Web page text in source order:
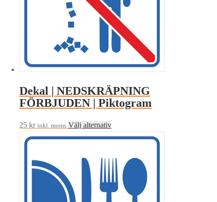
olika
alternativen
kan
väljas
på
produktsidan
Dekal | NEDSKRÄPNING
FÖRBJUDEN | Piktogram
25 kr inkl. moms Välj alternativDen
här
har
flera
varianter.
De